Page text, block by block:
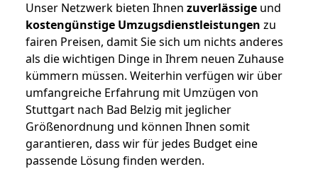
Unser Netzwerk bieten Ihnen zuverlässige und
kostengünstige Umzugsdienstleistungen zu
fairen Preisen, damit Sie sich um nichts anderes
als die wichtigen Dinge in Ihrem neuen Zuhause
kümmern müssen. Weiterhin verfügen wir über
umfangreiche Erfahrung mit Umzügen von
Stuttgart nach Bad Belzig mit jeglicher
Größenordnung und können Ihnen somit
garantieren, dass wir für jedes Budget eine
passende Lösung finden werden.